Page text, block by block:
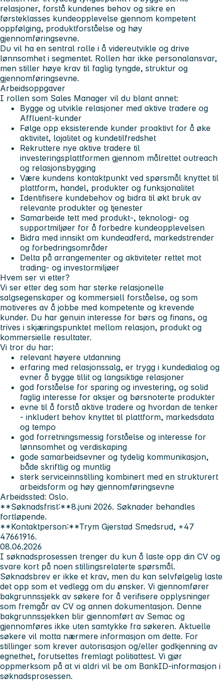
relasjoner, forstå kundenes behov og sikre en
førsteklasses kundeopplevelse gjennom kompetent
oppfølging, produktforståelse og høy
gjennomføringsevne.
Du vil ha en sentral rolle i å videreutvikle og drive
lønnsomhet i segmentet. Rollen har ikke personalansvar,
men stiller høye krav til faglig tyngde, struktur og
gjennomføringsevne.
Arbeidsoppgaver
I rollen som Sales Manager vil du blant annet:
Bygge og utvikle relasjoner med aktive tradere og
Affluent-kunder
Følge opp eksisterende kunder proaktivt for å øke
aktivitet, lojalitet og kundetilfredshet
Rekruttere nye aktive tradere til
investeringsplattformen gjennom målrettet outreach
og relasjonsbygging
Være kundens kontaktpunkt ved spørsmål knyttet til
plattform, handel, produkter og funksjonalitet
Identifisere kundebehov og bidra til økt bruk av
relevante produkter og tjenester
Samarbeide tett med produkt-, teknologi- og
supportmiljøer for å forbedre kundeopplevelsen
Bidra med innsikt om kundeadferd, markedstrender
og forbedringsområder
Delta på arrangementer og aktiviteter rettet mot
trading- og investormiljøer
Hvem ser vi etter?
Vi ser etter deg som har sterke relasjonelle
salgsegenskaper og kommersiell forståelse, og som
motiveres av å jobbe med kompetente og krevende
kunder. Du har genuin interesse for børs og finans, og
trives i skjæringspunktet mellom relasjon, produkt og
kommersielle resultater.
Vi tror du har:
relevant høyere utdanning
erfaring med relasjonssalg, er trygg i kundedialog og
evner å bygge tillit og langsiktige relasjoner
god forståelse for sparing og investering, og solid
faglig interesse for aksjer og børsnoterte produkter
evne til å forstå aktive tradere og hvordan de tenker
- inkludert behov knyttet til plattform, markedsdata
og tempo
god forretningsmessig forståelse og interesse for
lønnsomhet og verdiskaping
gode samarbeidsevner og tydelig kommunikasjon,
både skriftlig og muntlig
sterk serviceinnstilling kombinert med en strukturert
arbeidsform og høy gjennomføringsevne
Arbeidssted: Oslo.
**Søknadsfrist:**8.juni 2026. Søknader behandles
fortløpende.
**Kontaktperson:**Trym Gjerstad Smedsrud, +47
47661916.
08.06.2026
I søknadsprosessen trenger du kun å laste opp din CV og
svare kort på noen stillingsrelaterte spørsmål.
Søknadsbrev er ikke et krav, men du kan selvfølgelig laste
det opp som et vedlegg om du ønsker. Vi gjennomfører
bakgrunnssjekk av søkere for å verifisere opplysninger
som fremgår av CV og annen dokumentasjon. Denne
bakgrunnssjekken blir gjennomført av Semac og
gjennomføres ikke uten samtykke fra søkeren. Aktuelle
søkere vil motta nærmere informasjon om dette. For
stillinger som krever autorisasjon og/eller godkjenning av
egnethet, forutsettes fremlagt politiattest. Vi gjør
oppmerksom på at vi aldri vil be om BankID-informasjon i
søknadsprosessen.